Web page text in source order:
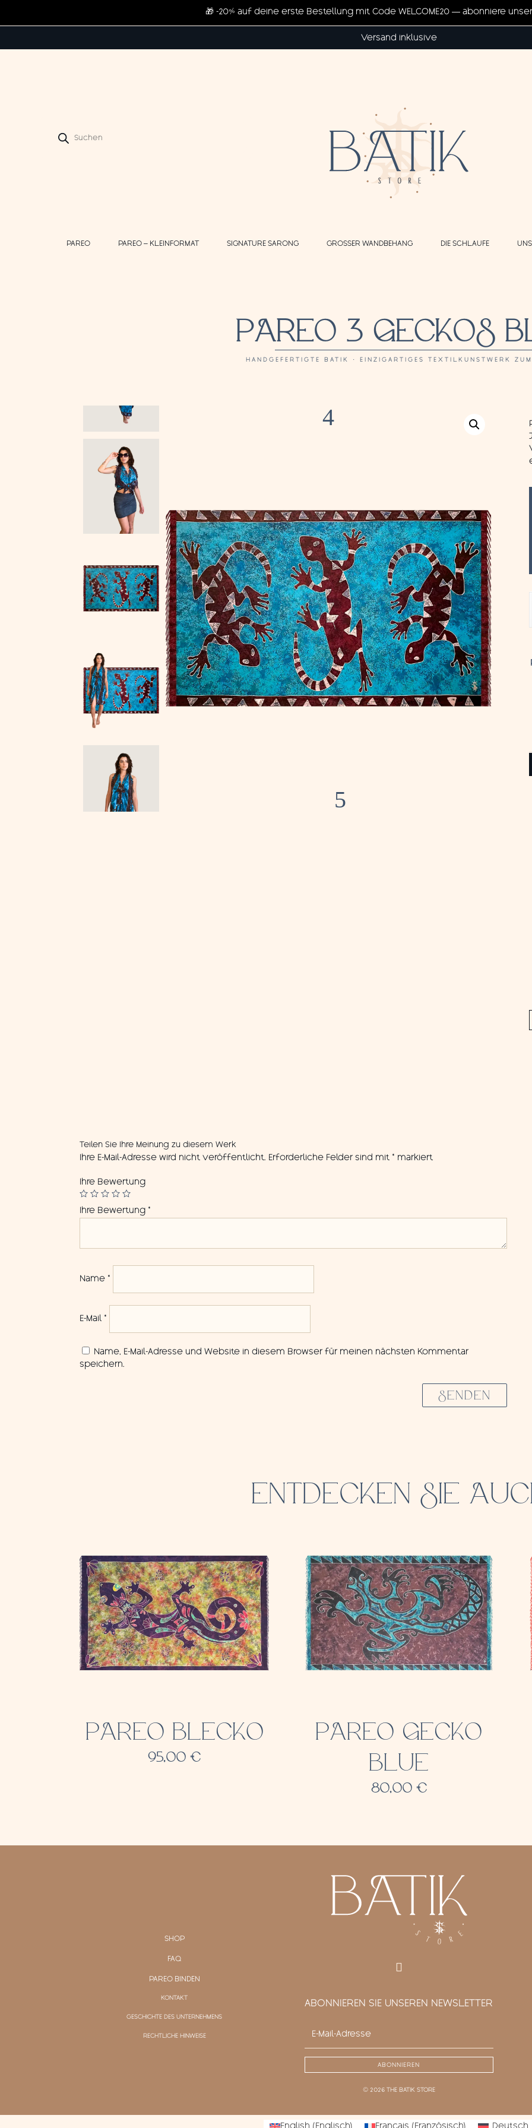
Versand inklusive
search
PAREO PAREO – KLEINFORMAT SIGNATURE SARONG GROSSER WANDBEHANG DIE SCHLAUFE
PAREO 3 GECKOS
HANDGEFERTIGTE BATIK · EINZIGARTIGES TEXTILKUNSTWERK
Teilen Sie Ihre Meinung zu diesem Werk
Ihre E-Mail-Adresse wird nicht veröffentlicht. Erforderliche Felder sind mit * markiert
Ihre Bewertung
Ihre Bewertung *
Name *
E-Mail *
Name, E-Mail-Adresse und Website in diesem Browser für meinen nächsten Kommentar
speichern.
SENDEN
ENTDECKEN SIE
PAREO BLECKO
95,00€
PAREO GECKO
BLUE
80,00 €
SHOP
FAQ
PAREO BINDEN
KONTAKT
GESCHICHTE DES UNTERNEHMENS
RECHTLICHE HINWEISE
ABONNIEREN SIE UNSEREN NEWSLETTER
ABONNIEREN
© 2026 THE BATIK STORE
🎁 -20% auf deine erste Bestellung mit Code WELCOME20 — abonniere